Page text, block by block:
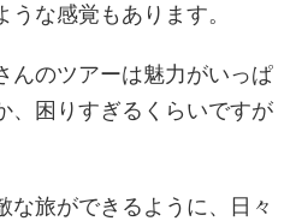
な感覚もあります。
んのツアーは魅力がいっぱ
、困りすぎるくらいですが
な旅ができるように、日々